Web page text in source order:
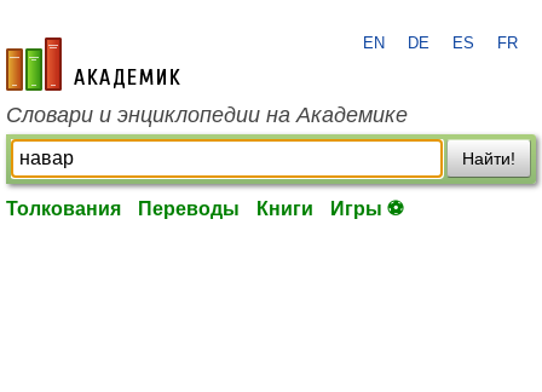
academic.ru
EN DE ES FR
Словари и энциклопедии на Академике
Найти!
Толкования Переводы Книги Игры ⚽